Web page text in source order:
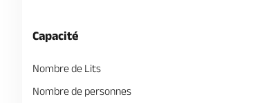
Capacité
Nombre de Lits
Nombre de personnes